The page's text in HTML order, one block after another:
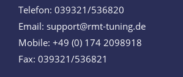
Telefon: 039321/536820
Email: support@rmt-tuning.de
Mobile: +49 (0) 174 2098918
Fax: 039321/536821